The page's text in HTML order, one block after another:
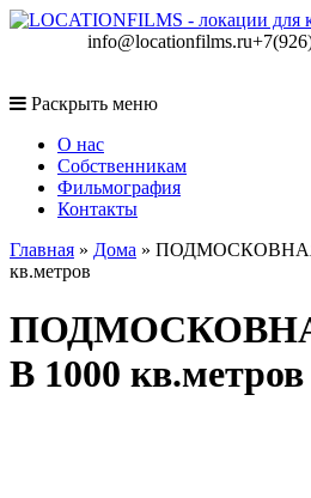
info@locationfilms.ru
Раскрыть меню
O нас
Собственникам
Фильмография
Контакты
Главная » Дома »
кв.метров
В 1000 кв.метров